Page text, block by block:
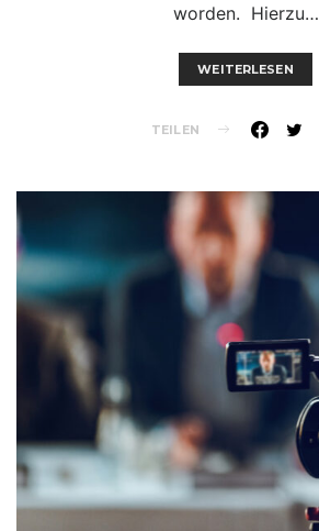
worden. Hierzu…
WEITERLESEN
TEILEN